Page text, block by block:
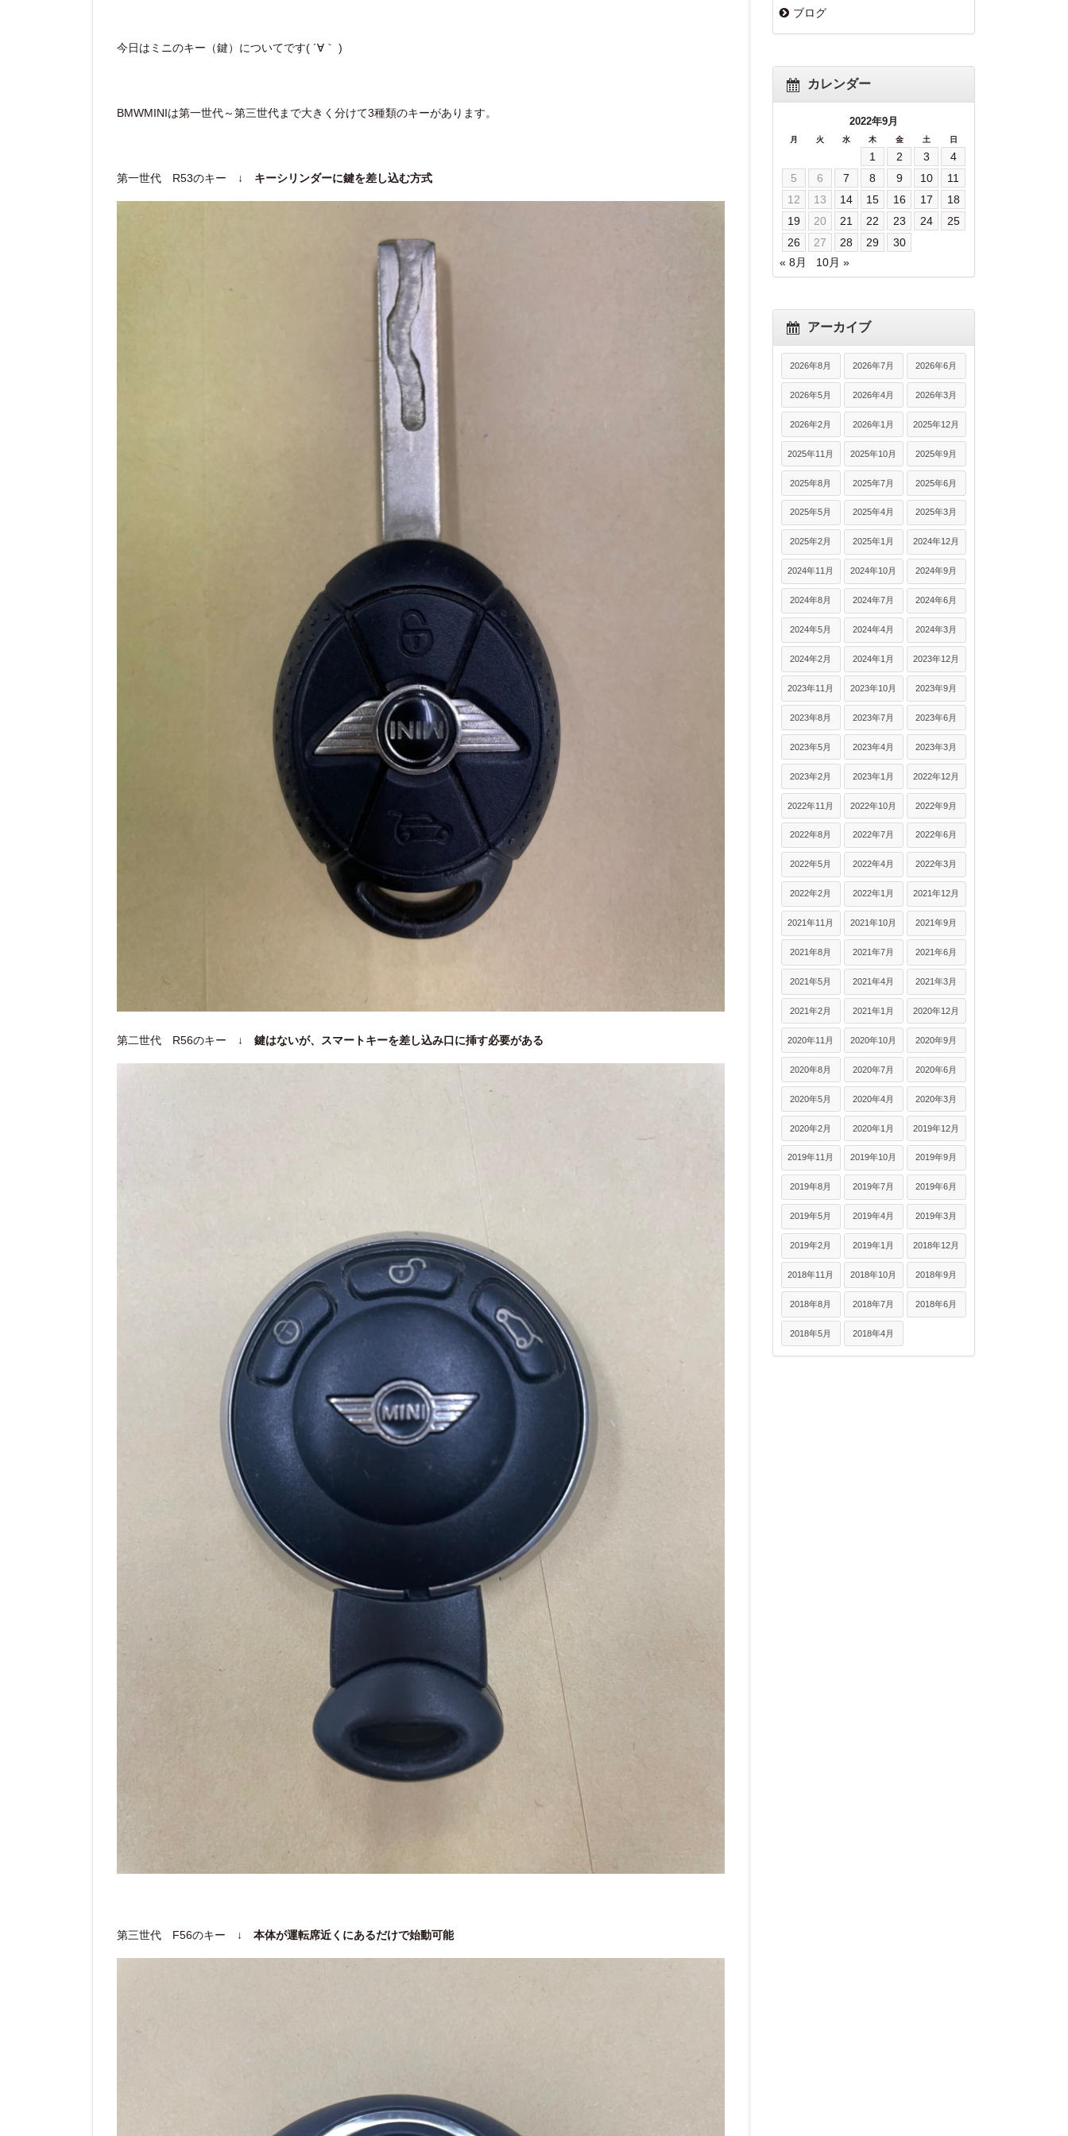
今日はミニのキー（鍵）についてです( ´∀｀ )
BMWMINIは第一世代～第三世代まで大きく分けて3種類のキーがあります。
第一世代 R53のキー ↓ キーシリンダーに鍵を差し込む方式
第二世代 R56のキー ↓ 鍵はないが、スマートキーを差し込み口に挿す必要がある
第三世代 F56のキー ↓ 本体が運転席近くにあるだけで始動可能
ブログ
カレンダー
2022年9月
月 火 水 木 金 土 日
1 2 3
4
5
6 7 8 9 10
11
12
13 14 15 16 17
18
19
20 21 22 23 24
25
26
27 28 29
30
« 8月
10月 »
アーカイブ
2026年8月 2026年7月 2026年6月
2026年5月 2026年4月 2026年3月
2026年2月 2026年1月 2025年12月
2025年11月 2025年10月 2025年9月
2025年8月 2025年7月 2025年6月
2025年5月 2025年4月 2025年3月
2025年2月 2025年1月 2024年12月
2024年11月 2024年10月 2024年9月
2024年8月 2024年7月 2024年6月
2024年5月 2024年4月 2024年3月
2024年2月 2024年1月 2023年12月
2023年11月 2023年10月 2023年9月
2023年8月 2023年7月 2023年6月
2023年5月 2023年4月 2023年3月
2023年2月 2023年1月 2022年12月
2022年11月 2022年10月 2022年9月
2022年8月 2022年7月 2022年6月
2022年5月 2022年4月 2022年3月
2022年2月 2022年1月 2021年12月
2021年11月 2021年10月 2021年9月
2021年8月 2021年7月 2021年6月
2021年5月 2021年4月 2021年3月
2021年2月 2021年1月 2020年12月
2020年11月 2020年10月 2020年9月
2020年8月 2020年7月 2020年6月
2020年5月 2020年4月 2020年3月
2020年2月 2020年1月 2019年12月
2019年11月 2019年10月 2019年9月
2019年8月 2019年7月 2019年6月
2019年5月 2019年4月 2019年3月
2019年2月 2019年1月 2018年12月
2018年11月 2018年10月 2018年9月
2018年8月 2018年7月 2018年6月
2018年5月 2018年4月